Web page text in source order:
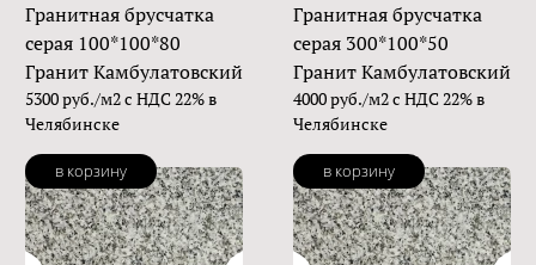
Гранитная брусчатка
серая 100*100*80
Гранит Камбулатовский
5300 руб./м2 с НДС 22% в
Челябинске
в корзину
Гранитная брусчатка
серая 300*100*50
Гранит Камбулатовский
4000 руб./м2 с НДС 22% в
Челябинске
в корзину